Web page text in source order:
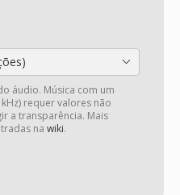
áudio. Música com um
requer valores não
a transparência. Mais
na wiki.